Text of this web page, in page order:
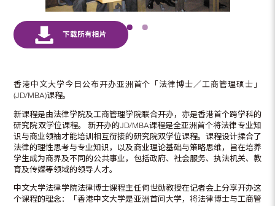
香港中文大学今日公布开办亚洲首个「法律博士／工商管理硕士」
(JD/MBA)课程。
新课程是由法律学院及工商管理学院联合开办，亦是香港首个跨学科的
研究院双学位课程。 新开办的JD/MBA课程是全亚洲首个将法律专业知
识与商业领袖才能培训相互衔接的研究院双学位课程。课程设计揉合了
法律的理性思考与专业知识，以及商业理论基础与策略思维，旨在培养
学生成为商界及不同的公共事业，包括政府、社会服务、执法机关、教
育及传媒等领域的领导人才。
中文大学法律学院法律博士课程主任何世勋教授在记者会上分享开办这
个课程的理念：「香港中文大学是亚洲首间大学，将法律博士与工商管